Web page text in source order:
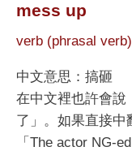
mess up
verb (phrasal verb)
中文意思：搞砸
在中文裡也許會說
了」。如果直接中
「The actor NG-